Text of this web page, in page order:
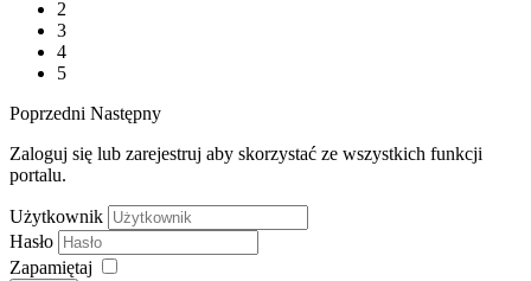
2
3
4
5
Poprzedni Następny
Zaloguj się lub zarejestruj aby skorzystać ze wszystkich funkcji
portalu.
Użytkownik
Hasło
Zapamiętaj